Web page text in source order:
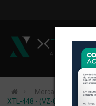
Mercados de
XTL-448 - (VZ-024) - PESO